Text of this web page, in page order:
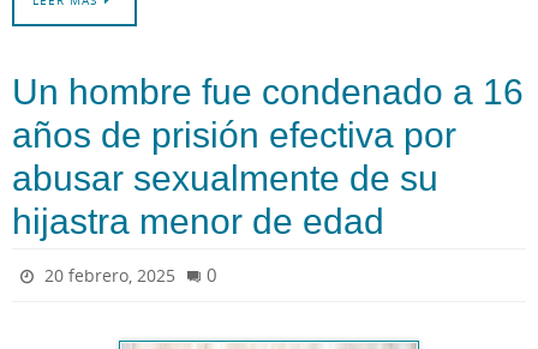
Un hombre fue condenado a 16
años de prisión efectiva por
abusar sexualmente de su
hijastra menor de edad
20 febrero, 2025 0